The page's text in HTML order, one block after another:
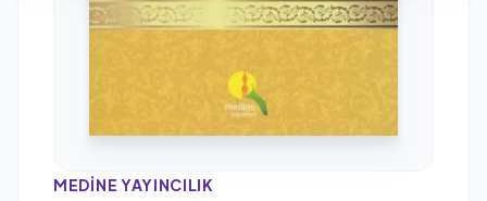
MEDINE YAYINCILIK